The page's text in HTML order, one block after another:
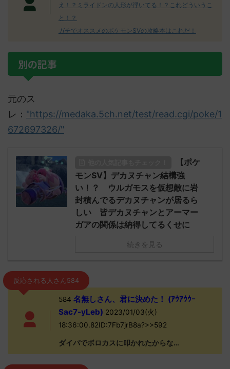
え！？ミライドンの人形が浮いてる！？これどういうこ
と！？
ガチでオススメのポケモンSVの攻略本はこれだ！
別の記事
元のス
レ： "https://medaka.5ch.net/test/read.cgi/poke/1
672697326/"
【ポケ
モンSV】デカヌチャン結構強
い！？ ウルガモスを仮想敵に岩
封積んでるデカヌチャンが居るら
しい 皆デカヌチャンとアーマー
ガアの関係は納得してるくせに
続きを見る
反応される人さん584
584 名無しさん、君に決めた！ (ｱｳｱｳｳｰ
Sac7-yLeb) 2023/01/03(火)
18:36:00.82ID:7Fb7jrB8a?>>592
ダイパでボロカスに叩かれたからな…